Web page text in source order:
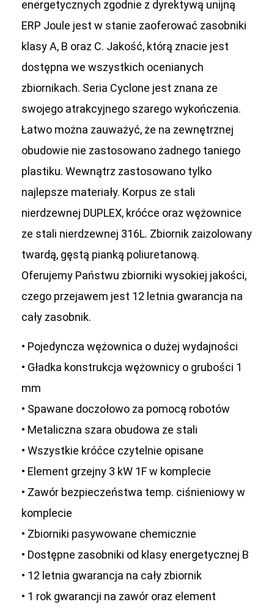
energetycznych zgodnie z dyrektywą unijną
ERP Joule jest w stanie zaoferować zasobniki
klasy A, B oraz C. Jakość, którą znacie jest
dostępna we wszystkich ocenianych
zbiornikach. Seria Cyclone jest znana ze
swojego atrakcyjnego szarego wykończenia.
Łatwo można zauważyć, że na zewnętrznej
obudowie nie zastosowano żadnego taniego
plastiku. Wewnątrz zastosowano tylko
najlepsze materiały. Korpus ze stali
nierdzewnej DUPLEX, króćce oraz wężownice
ze stali nierdzewnej 316L. Zbiornik zaizolowany
twardą, gęstą pianką poliuretanową.
Oferujemy Państwu zbiorniki wysokiej jakości,
czego przejawem jest 12 letnia gwarancja na
cały zasobnik.
• Pojedyncza wężownica o dużej wydajności
• Gładka konstrukcja wężownicy o grubości 1
mm
• Spawane doczołowo za pomocą robotów
• Metaliczna szara obudowa ze stali
• Wszystkie króćce czytelnie opisane
• Element grzejny 3 kW 1F w komplecie
• Zawór bezpieczeństwa temp. ciśnieniowy w
komplecie
• Zbiorniki pasywowane chemicznie
• Dostępne zasobniki od klasy energetycznej B
• 12 letnia gwarancja na cały zbiornik
• 1 rok gwarancji na zawór oraz element